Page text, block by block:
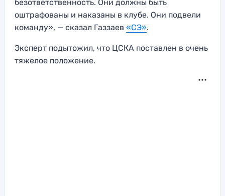
безответственность. Они должны быть
оштрафованы и наказаны в клубе. Они подвели
команду», — сказал Газзаев «СЭ».
Эксперт подытожил, что ЦСКА поставлен в очень
тяжелое положение.